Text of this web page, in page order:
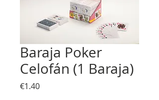
Baraja Poker
Celofán (1 Baraja)
€1.40Price